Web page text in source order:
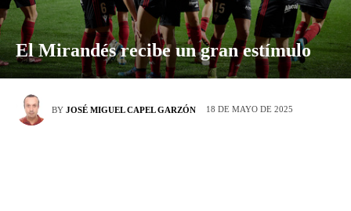
El Mirandés recibe un gran estímulo
BY JOSÉ MIGUEL CAPEL GARZÓN 18 DE MAYO DE 2025